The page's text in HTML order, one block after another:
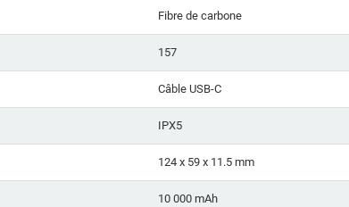
Fibre de carbone
157
Câble USB-C
IPX5
124 x 59 x 11.5 mm
10 000 mAh